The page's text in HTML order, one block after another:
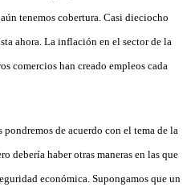
tenemos cobertura. Casi dieciocho
ahora. La inflación en el sector de la
comercios han creado empleos cada
de acuerdo con el tema de la
debería haber otras maneras en las que
económica. Supongamos que un